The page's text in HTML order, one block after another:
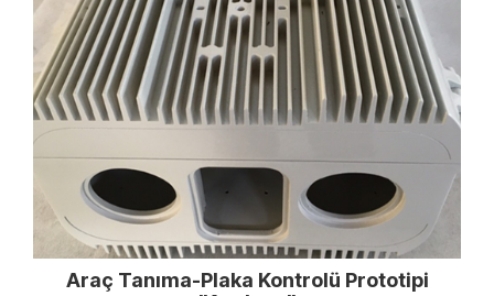
Araç Tanıma-Plaka Kontrolü Prototipi